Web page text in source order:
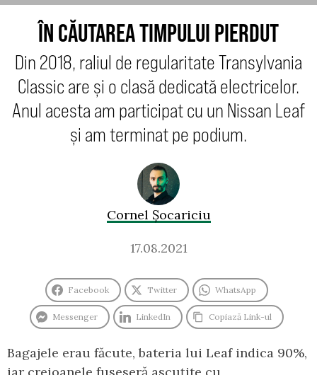
ÎN CĂUTAREA TIMPULUI PIERDUT
Din 2018, raliul de regularitate Transylvania
Classic are și o clasă dedicată electricelor.
Anul acesta am participat cu un Nissan Leaf
și am terminat pe podium.
Cornel Șocariciu
17.08.2021
Facebook Twitter WhatsApp
Messenger LinkedIn Copiază Link-ul
Bagajele erau făcute, bateria lui Leaf indica 90%,